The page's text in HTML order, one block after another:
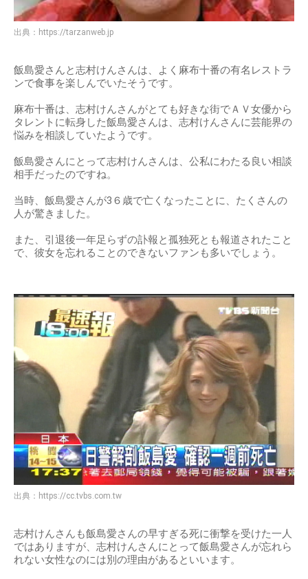
出典： https://tarzanweb.jp
飯島愛さんと志村けんさんは、よく麻布十番の有名レストラ
ンで食事を楽しんでいたそうです。
麻布十番は、志村けんさんがとても好きな街でＡＶ女優から
タレントに転身した飯島愛さんは、志村けんさんに芸能界の
悩みを相談していたようです。
飯島愛さんにとって志村けんさんは、公私にわたる良い相談
相手だったのですね。
当時、飯島愛さんが3６歳で亡くなったことに、たくさんの
人が驚きました。
また、引退後一年足らずの訃報と孤独死とも報道されたこと
で、彼女を忘れることのできないファンも多いでしょう。
出典： https://cc.tvbs.com.tw
志村けんさんも飯島愛さんの早すぎる死に衝撃を受けた一人
ではありますが、志村けんさんにとって飯島愛さんが忘れら
れない女性なのには別の理由があるといいます。